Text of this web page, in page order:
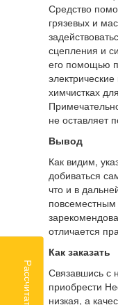
Средство
грязевых и
сцепления и
его помощью
химчистках
не оставляет
Вывод
Как видим,
добиваться
что и в
отличается
Как заказать
Связавшись с
приобрести
низкая, а